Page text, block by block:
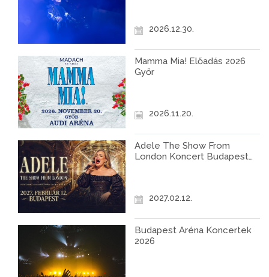
2026.12.30.
Mamma Mia! Előadás 2026
Győr
2026.11.20.
Adele The Show From
London Koncert Budapest
2027.02.12.
Budapest Aréna Koncertek
2026